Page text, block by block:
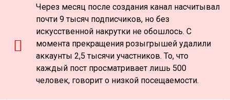
Через месяц после создания канал насчитывал
почти 9 тысяч подписчиков, но без
искусственной накрутки не обошлось. С
момента прекращения розыгрышей удалили
аккаунты 2,5 тысячи участников. То, что
каждый пост просматривает лишь 500
человек, говорит о низкой посещаемости.